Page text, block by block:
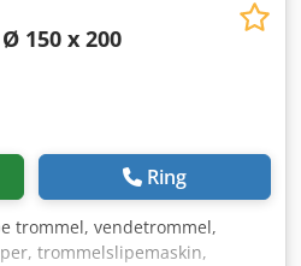
Ø 150 x 200
Ring
trommel, vendetrommel,
trommelslipemaskin,